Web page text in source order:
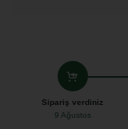
Sipariş verdiniz
9 Ağustos